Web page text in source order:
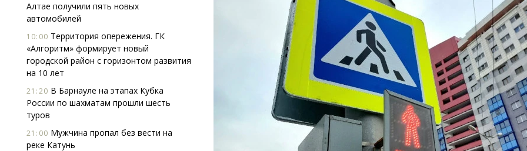
Алтае получили пять новых
автомобилей
10:00 Территория опережения. ГК
«Алгоритм» формирует новый
городской район с горизонтом развития
на 10 лет
21:20 В Барнауле на этапах Кубка
России по шахматам прошли шесть
туров
21:00 Мужчина пропал без вести на
реке Катунь
Смелость архитектурных